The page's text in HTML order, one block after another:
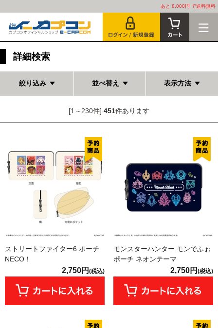
あと 8,000円 で送料無料
詳細検索
絞り込み 並べ替え 表示方法
[1～230件] 451件あります
ストリートファイター6 ポーチ
NECO！
2,750円 (税込)
モンスターハンター モンでふぉ
ポーチ ネオンテーマ
2,750円 (税込)